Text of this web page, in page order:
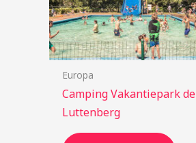
Europa
Camping Vakantiepark de
Luttenberg